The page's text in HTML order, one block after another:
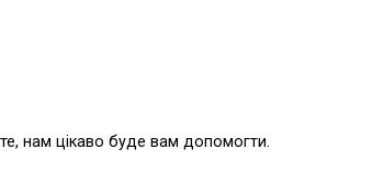
нам цікаво буде вам допомогти.